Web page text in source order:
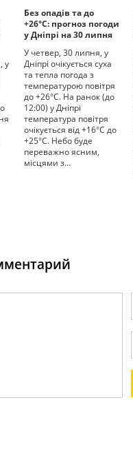
у
Без опадів та до
+26°С: прогноз погоди
у Дніпрі на 30 липня
У четвер, 30 липня, у
Дніпрі очікується суха
та тепла погода з
температурою повітря
до +26°С. На ранок (до
12:00) у Дніпрі
температура повітря
очікується від +16°С до
+25°С. Небо буде
переважно ясним,
місцями з…